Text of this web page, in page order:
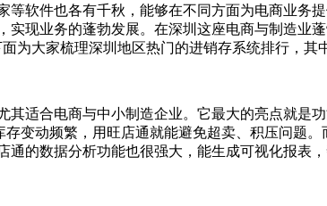
等软件也各有千秋，能够在不同方面为电商业
实现业务的蓬勃发展。在深圳这座电商与制造
为大家梳理深圳地区热门的进销存系统排行，其
合电商与中小制造企业。它最大的亮点就是
变动频繁，用旺店通就能避免超卖、积压问题
通的数据分析功能也很强大，能生成可视化报表